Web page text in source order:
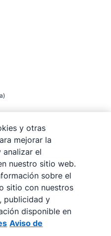
)
basado en la web.
y otras
mejorar la
analizar el
nuestro sitio web.
sobre el
sitio con nuestros
publicidad y
disponible en
Aviso de